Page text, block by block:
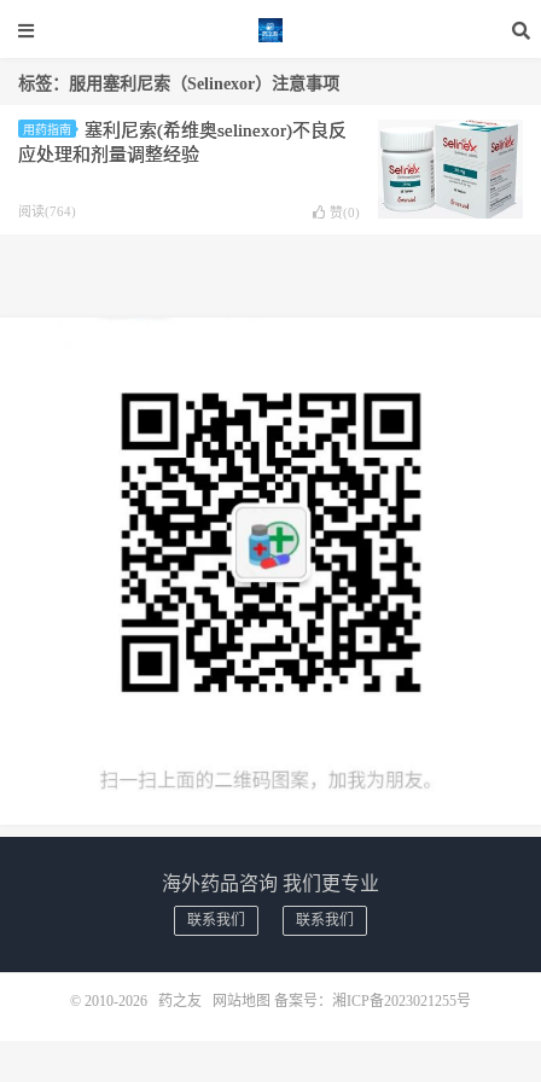
标签：服用塞利尼索（Selinexor）注意事项
用药指南
塞利尼索(希维奥selinexor)不良反
应处理和剂量调整经验
阅读(764) 赞(0)
海外药品咨询 我们更专业
联系我们 联系我们
© 2010-2026 药之友 网站地图 备案号： 湘ICP备2023021255号